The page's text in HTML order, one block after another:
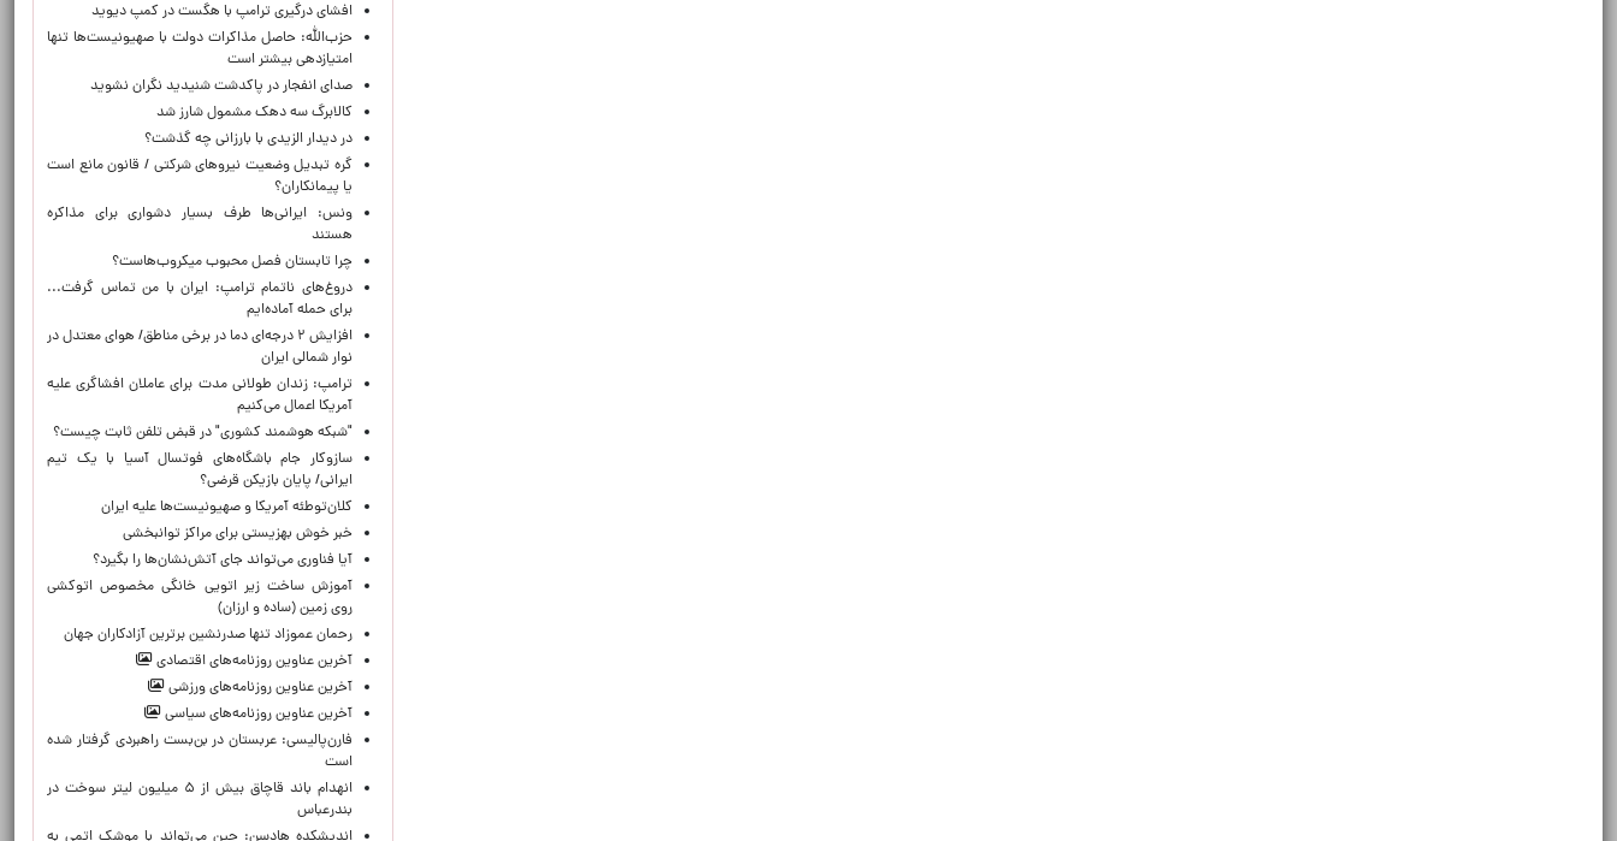
افشای درگیری ترامپ با هگست در کمپ دیوید
حزب‌الله: حاصل مذاکرات دولت با صهیونیست‌ها تنها
امتیازدهی‌ بیشتر است
صدای انفجار در پاکدشت شنیدید نگران نشوید
کالابرگ سه دهک مشمول شارز شد
در دیدار الزیدی با بارزانی چه گذشت؟
گره تبدیل وضعیت نیروهای شرکتی / قانون مانع است
یا پیمانکاران؟
ونس: ایرانی‌ها طرف بسیار دشواری برای مذاکره
هستند
چرا تابستان فصل محبوب میکروب‌هاست؟
دروغ‌های ناتمام ترامپ: ایران با من تماس گرفت...
برای حمله آماده‌ایم
افزایش ۲ درجه‌ای دما در برخی مناطق/ هوای معتدل در
نوار شمالی ایران
ترامپ: زندان طولانی مدت برای عاملان افشاگری‌ علیه
آمریکا اعمال می‌کنیم
"شبکه هوشمند کشوری" در قبض تلفن ثابت چیست؟
سازوکار جام باشگاه‌های فوتسال آسیا با یک تیم
ایرانی/ پایان بازیکن قرضی؟
کلان‌توطئه آمریکا و صهیونیست‌ها علیه ایران
خبر خوش بهزیستی برای مراکز توانبخشی
آیا فناوری می‌تواند جای آتش‌نشان‌ها را بگیرد؟
آموزش ساخت زیر اتویی خانگی مخصوص اتوکشی
روی زمین (ساده و ارزان)
رحمان عموزاد تنها صدرنشین برترین آزادکاران جهان
آخرین عناوین روزنامه‌های اقتصادی
آخرین عناوین روزنامه‌های ورزشی
آخرین عناوین روزنامه‌های سیاسی
فارن‌پالیسی: عربستان در بن‌بست راهبردی گرفتار شده
است
انهدام باند قاچاق بیش از ۵ میلیون لیتر سوخت در
بندرعباس